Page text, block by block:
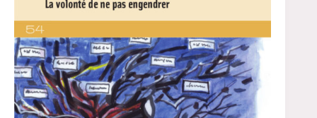
« Sans
enfant »